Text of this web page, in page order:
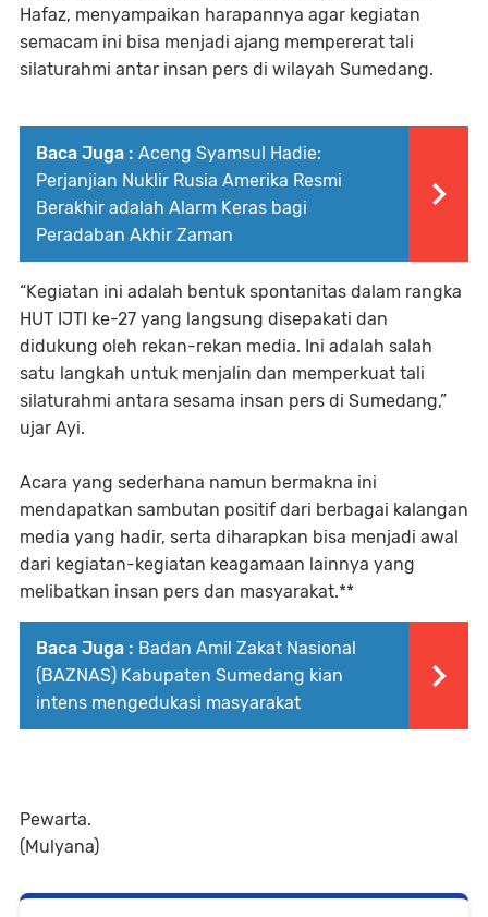
Hafaz, menyampaikan harapannya agar kegiatan
semacam ini bisa menjadi ajang mempererat tali
silaturahmi antar insan pers di wilayah Sumedang.
Baca Juga : Aceng Syamsul Hadie:
Perjanjian Nuklir Rusia Amerika Resmi
Berakhir adalah Alarm Keras bagi
Peradaban Akhir Zaman
“Kegiatan ini adalah bentuk spontanitas dalam rangka
HUT IJTI ke-27 yang langsung disepakati dan
didukung oleh rekan-rekan media. Ini adalah salah
satu langkah untuk menjalin dan memperkuat tali
silaturahmi antara sesama insan pers di Sumedang,”
ujar Ayi.
Acara yang sederhana namun bermakna ini
mendapatkan sambutan positif dari berbagai kalangan
media yang hadir, serta diharapkan bisa menjadi awal
dari kegiatan-kegiatan keagamaan lainnya yang
melibatkan insan pers dan masyarakat.**
Baca Juga : Badan Amil Zakat Nasional
(BAZNAS) Kabupaten Sumedang kian
intens mengedukasi masyarakat
Pewarta.
(Mulyana)